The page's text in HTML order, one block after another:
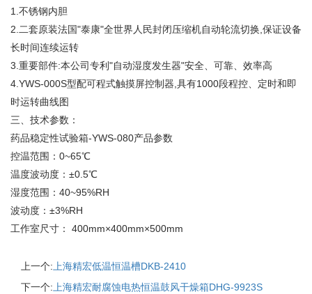
1.不锈钢内胆
2.二套原装法国"泰康"全世界人民封闭压缩机自动轮流切换,保证设备
长时间连续运转
3.重要部件:本公司专利"自动湿度发生器"安全、可靠、效率高
4.YWS-000S型配可程式触摸屏控制器,具有1000段程控、定时和即
时运转曲线图
三、技术参数：
药品稳定性试验箱-YWS-080产品参数
控温范围：0~65℃
温度波动度：±0.5℃
湿度范围：40~95%RH
波动度：±3%RH
工作室尺寸： 400mm×400mm×500mm
上一个: 上海精宏低温恒温槽DKB-2410
下一个: 上海精宏耐腐蚀电热恒温鼓风干燥箱DHG-9923S